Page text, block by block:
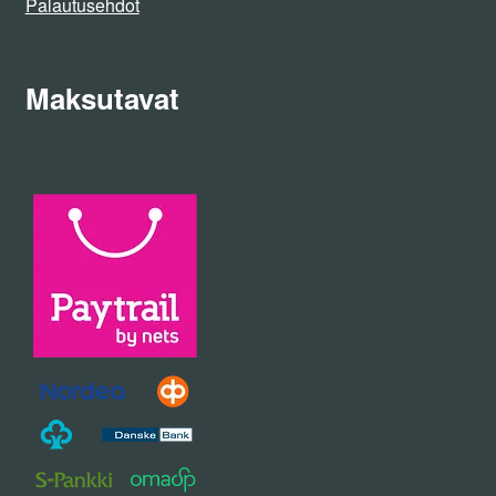
Palautusehdot
Maksutavat